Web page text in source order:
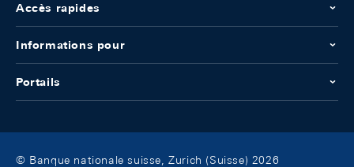
Accès rapides
Informations pour
Portails
© Banque nationale suisse, Zurich (Suisse) 2026